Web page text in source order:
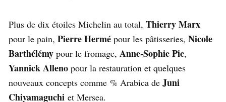
Plus de dix étoiles Michelin au total, Thierry Marx
pour le pain, Pierre Hermé pour les pâtisseries, Nicole
Barthélémy pour le fromage, Anne-Sophie Pic,
Yannick Alleno pour la restauration et quelques
nouveaux concepts comme % Arabica de Juni
Chiyamaguchi et Mersea.